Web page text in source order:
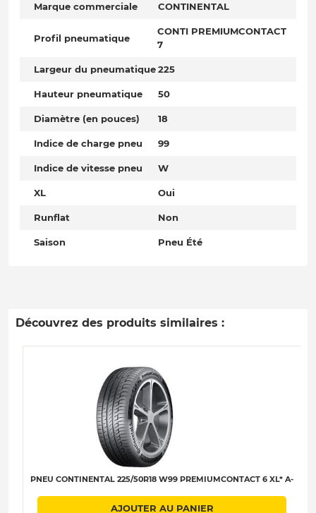
Marque commerciale CONTINENTAL
Profil pneumatique
CONTI PREMIUMCONTACT
7
Largeur du pneumatique225
Hauteur pneumatique 50
Diamètre (en pouces) 18
Indice de charge pneu 99
Indice de vitesse pneu W
XL Oui
Runflat Non
Saison Pneu Été
Découvrez des produits similaires :
PNEU CONTINENTAL 225/50R18 W99 PREMIUMCONTACT 6 XL* A-
AJOUTER AU PANIER